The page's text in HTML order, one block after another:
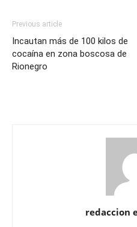
Previous article
Incautan más de 100 kilos de
cocaína en zona boscosa de
Rionegro
redaccion